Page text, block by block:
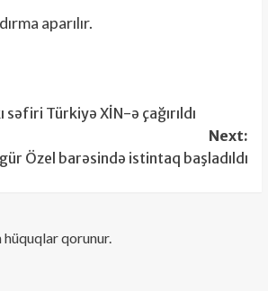
aparılır.
səfiri Türkiyə XİN-ə çağırıldı
Next:
Özel barəsində istintaq başladıldı
qorunur.